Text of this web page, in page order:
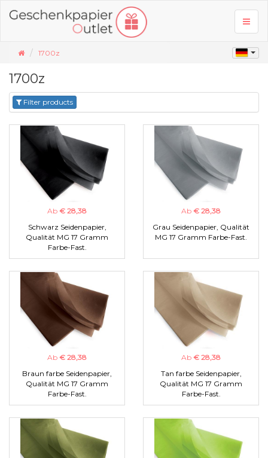
1700z
1700z
Filter products
Ab € 28,38
Schwarz Seidenpapier,
Qualität MG 17 Gramm
Farbe-Fast.
Ab € 28,38
Grau Seidenpapier, Qualität
MG 17 Gramm Farbe-Fast.
Ab € 28,38
Braun farbe Seidenpapier,
Qualität MG 17 Gramm
Farbe-Fast.
Ab € 28,38
Tan farbe Seidenpapier,
Qualität MG 17 Gramm
Farbe-Fast.